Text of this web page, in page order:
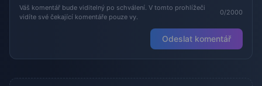
Váš komentář bude viditelný po schválení. V tomto prohlížeči
vidíte své čekající komentáře pouze vy.
0/2000
Odeslat komentář